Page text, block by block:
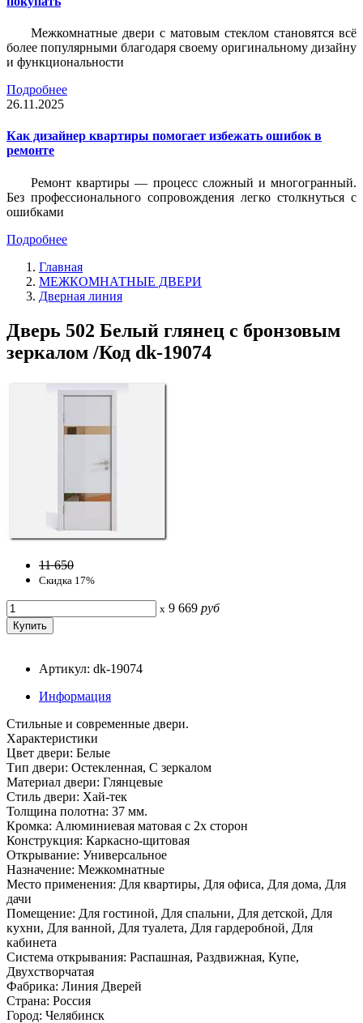
Межкомнатные двери с матовым стеклом становятся всё
более популярными благодаря своему оригинальному дизайну
и функциональности
Подробнее
26.11.2025
Как дизайнер квартиры помогает избежать ошибок в
ремонте
Ремонт квартиры — процесс сложный и многогранный.
Без профессионального сопровождения легко столкнуться с
ошибками
Подробнее
Главная
МЕЖКОМНАТНЫЕ ДВЕРИ
Дверная линия
Дверь 502 Белый глянец с бронзовым
зеркалом /Код dk-19074
11 650
Скидка 17%
x 9 669 руб
Артикул: dk-19074
Информация
Стильные и современные двери.
Характеристики
Цвет двери: Белые
Тип двери: Остекленная, С зеркалом
Материал двери: Глянцевые
Стиль двери: Хай-тек
Толщина полотна: 37 мм.
Кромка: Алюминиевая матовая с 2х сторон
Конструкция: Каркасно-щитовая
Открывание: Универсальное
Назначение: Межкомнатные
Место применения: Для квартиры, Для офиса, Для дома, Для
дачи
Помещение: Для гостиной, Для спальни, Для детской, Для
кухни, Для ванной, Для туалета, Для гардеробной, Для
кабинета
Система открывания: Распашная, Раздвижная, Купе,
Двухстворчатая
Фабрика: Линия Дверей
Страна: Россия
Город: Челябинск